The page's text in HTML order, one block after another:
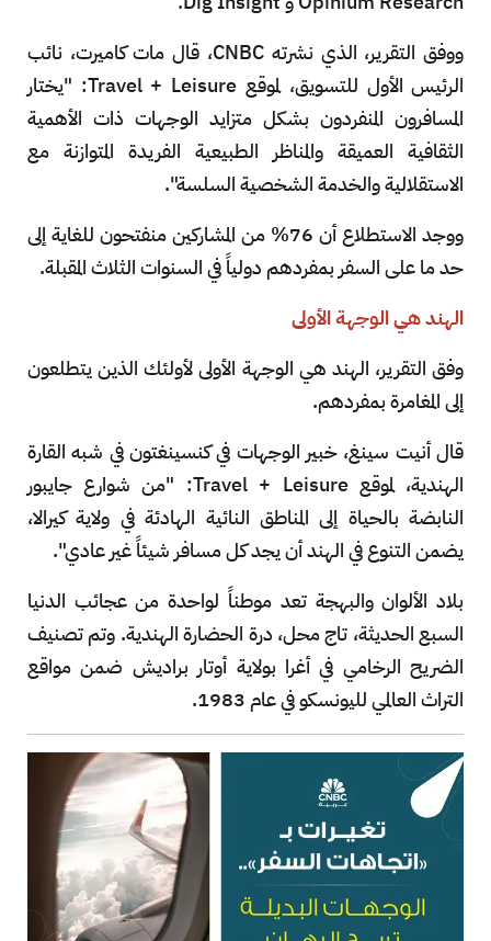
ووفق التقرير، الذي نشرته CNBC، قال مات كاميرت، نائب
الرئيس الأول للتسويق، لموقع Travel + Leisure: "يختار
المسافرون المنفردون بشكل متزايد الوجهات ذات الأهمية
الثقافية العميقة والمناظر الطبيعية الفريدة المتوازنة مع
الاستقلالية والخدمة الشخصية السلسة".
ووجد الاستطلاع أن 76% من المشاركين منفتحون للغاية إلى
حد ما على السفر بمفردهم دولياً في السنوات الثلاث المقبلة.
الهند هي الوجهة الأولى
وفق التقرير، الهند هي الوجهة الأولى لأولئك الذين يتطلعون
إلى المغامرة بمفردهم.
قال أنيت سينغ، خبير الوجهات في كنسينغتون في شبه القارة
الهندية، لموقع Travel + Leisure: "من شوارع جايبور
النابضة بالحياة إلى المناطق النائية الهادئة في ولاية كيرالا،
يضمن التنوع في الهند أن يجد كل مسافر شيئاً غير عادي".
بلاد الألوان والبهجة تعد موطناً لواحدة من عجائب الدنيا
السبع الحديثة، تاج محل، درة الحضارة الهندية. وتم تصنيف
الضريح الرخامي في أغرا بولاية أوتار براديش ضمن مواقع
التراث العالمي لليونسكو في عام 1983.